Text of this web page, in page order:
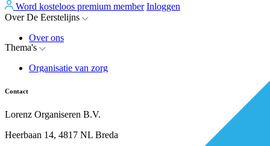
Word kosteloos premium member Inloggen
Over De Eerstelijns
Over ons
Nieuws
Whitepapers
Over BiancAI
Thema's
Organisatie van zorg
Digitalisering
Leiderschap & samenwerking
Sociaal domein
Contact
Lorenz Organiseren B.V.
Heerbaan 14, 4817 NL Breda